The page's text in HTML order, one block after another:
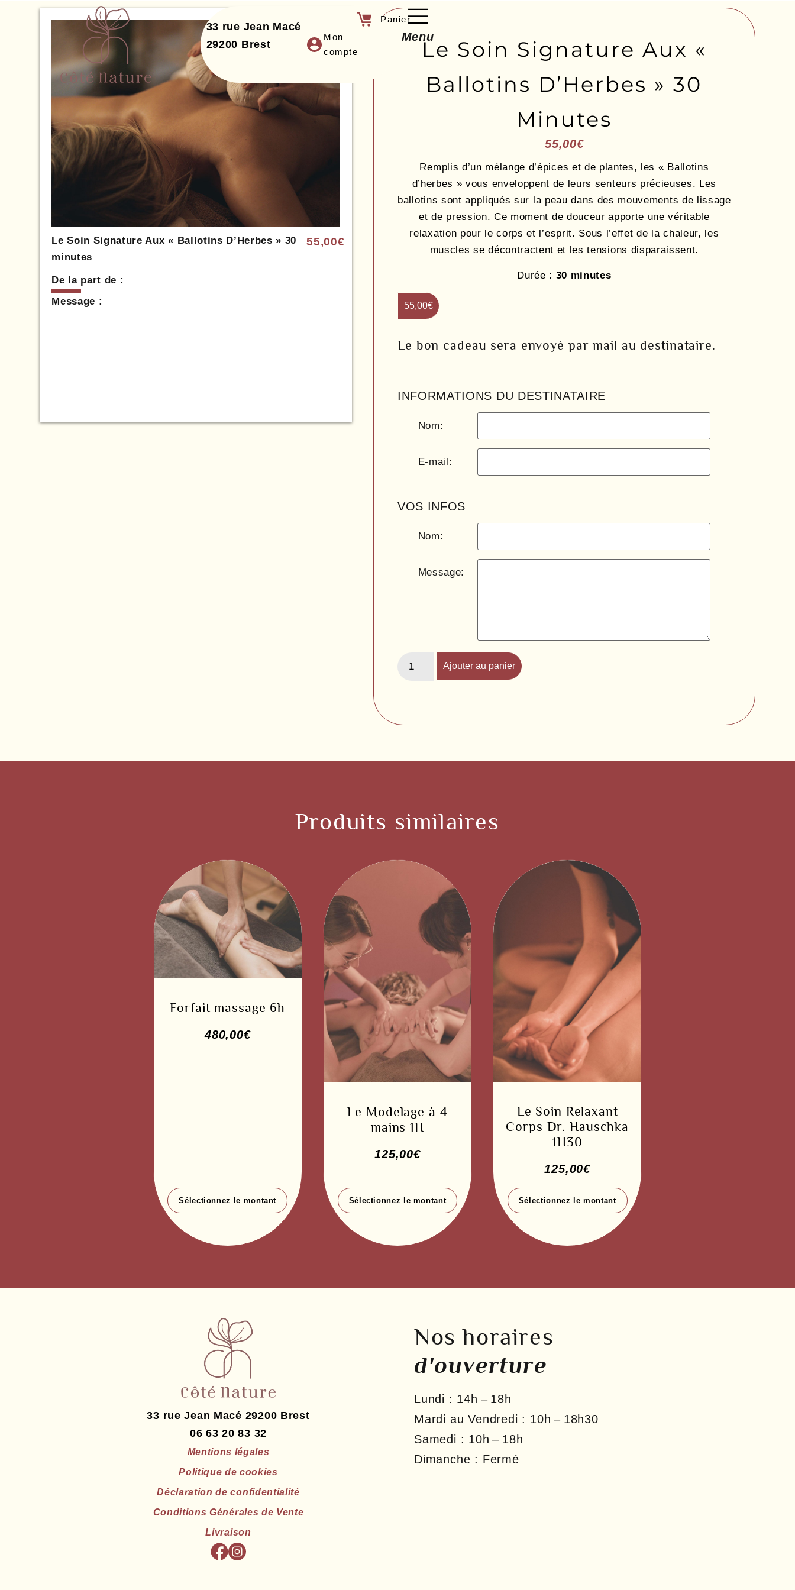
33 rue Jean Macé
29200 Brest
Mon
compte
Menu
Le Soin Signature Aux « Ballotins D’Herbes » 30
minutes
55,00€
De la part de :
Message :
Le Soin Signature Aux «
Ballotins D’Herbes » 30
Minutes
55,00€
Remplis d’un mélange d’épices et de plantes, les « Ballotins
d’herbes » vous enveloppent de leurs senteurs précieuses. Les
ballotins sont appliqués sur la peau dans des mouvements de lissage
et de pression. Ce moment de douceur apporte une véritable
relaxation pour le corps et l’esprit. Sous l’effet de la chaleur, les
muscles se décontractent et les tensions disparaissent.
Durée : 30 minutes
55,00€
Le bon cadeau sera envoyé par mail au destinataire.
INFORMATIONS DU DESTINATAIRE
Nom:
E-mail:
VOS INFOS
Nom:
Message:
Ajouter au panier
Produits similaires
Forfait massage 6h
480,00€
Sélectionnez le montant
Le Modelage à 4
mains 1H
125,00€
Sélectionnez le montant
Le Soin Relaxant
Corps Dr. Hauschka
1H30
125,00€
Sélectionnez le montant
33 rue Jean Macé 29200 Brest
06 63 20 83 32
Mentions légales
Politique de cookies
Déclaration de confidentialité
Conditions Générales de Vente
Livraison
Nos horaires
d'ouverture
Lundi : 14h – 18h
Mardi au Vendredi : 10h – 18h30
Samedi : 10h – 18h
Dimanche : Fermé